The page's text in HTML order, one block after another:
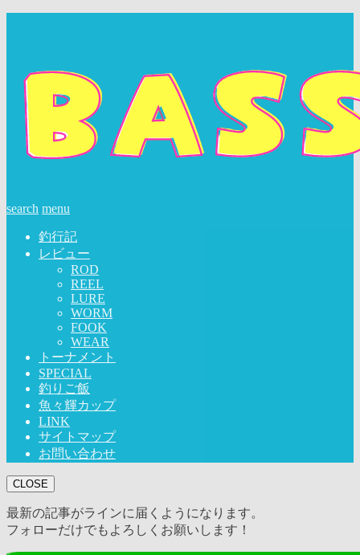
search menu
釣行記
レビュー
ROD
REEL
LURE
WORM
FOOK
WEAR
トーナメント
SPECIAL
釣りご飯
魚々輝カップ
LINK
サイトマップ
お問い合わせ
CLOSE
最新の記事がラインに届くようになります。
フォローだけでもよろしくお願いします！